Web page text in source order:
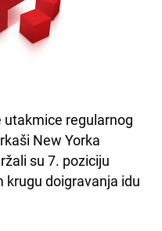
utakmice regularnog
New Yorka
su 7. poziciju
krugu doigravanja idu